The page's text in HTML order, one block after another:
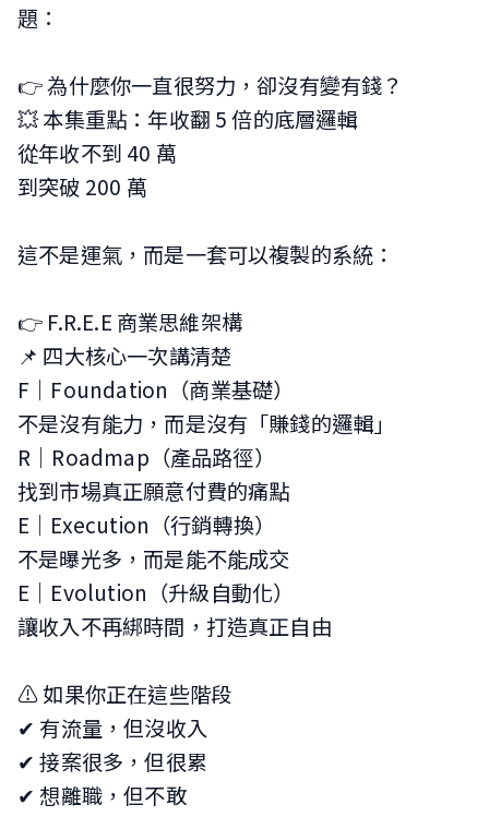
題：
👉 為什麼你一直很努力，卻沒有變有錢？
💥 本集重點：年收翻 5 倍的底層邏輯
從年收不到 40 萬
到突破 200 萬
這不是運氣，而是一套可以複製的系統：
👉 F.R.E.E 商業思維架構
📌 四大核心一次講清楚
F｜Foundation（商業基礎）
不是沒有能力，而是沒有「賺錢的邏輯」
R｜Roadmap（產品路徑）
找到市場真正願意付費的痛點
E｜Execution（行銷轉換）
不是曝光多，而是能不能成交
E｜Evolution（升級自動化）
讓收入不再綁時間，打造真正自由
⚠️ 如果你正在這些階段
✔ 有流量，但沒收入
✔ 接案很多，但很累
✔ 想離職，但不敢